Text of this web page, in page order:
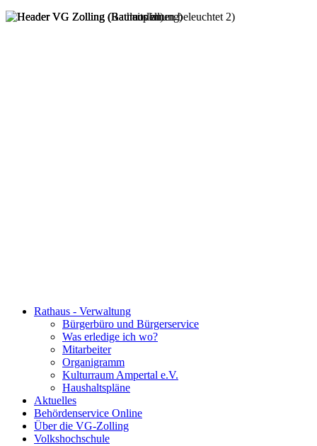
Rathaus - Verwaltung
Bürgerbüro und Bürgerservice
Was erledige ich wo?
Mitarbeiter
Organigramm
Kulturraum Ampertal e.V.
Haushaltspläne
Aktuelles
Behördenservice Online
Über die VG-Zolling
Volkshochschule